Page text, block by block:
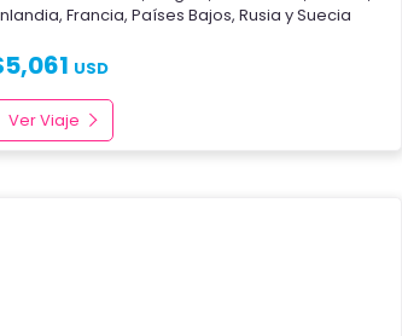
, Francia, Países Bajos, Rusia ySuecia
5,061 USD
Ver Viaje